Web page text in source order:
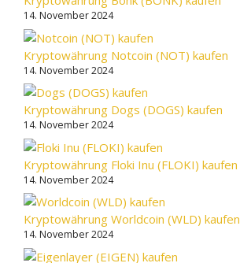
14. November 2024
Kryptowährung Notcoin (NOT) kaufen
14. November 2024
Kryptowährung Dogs (DOGS) kaufen
14. November 2024
Kryptowährung Floki Inu (FLOKI) kaufen
14. November 2024
Kryptowährung Worldcoin (WLD) kaufen
14. November 2024